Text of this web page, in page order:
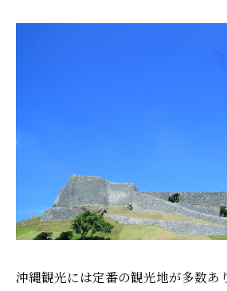
沖縄観光には定番の観光地が多数あ